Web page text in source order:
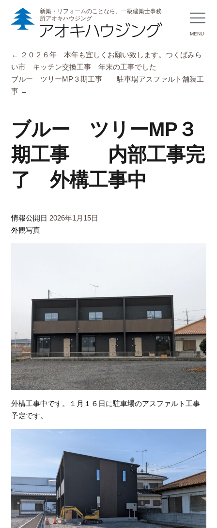
新築・リフォームのことなら、一級建築士事務
所アオキハウジング
MENU
←
２０２６年 本年も宜しくお願い致します。つくばみら
い市 キッチン交換工事 年末の工事でした
ブルー ツリーMP３期工事 駐車場アスファルト舗装工
事 →
ブルー ツリーMP３
期工事 内部工事完
了 外構工事中
情報公開日 2026年1月15日
外観写真
外構工事中です。１月１６日に駐車場のアスファルト工事
予定です。